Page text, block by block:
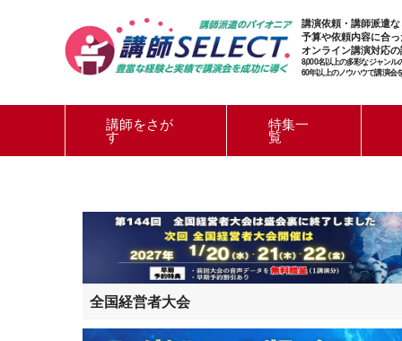
講演依頼・講師派遣
予算や依頼内容に合
オンライン講演対応
8,000名以上の多彩なジャンル
60年以上のノウハウで講演会
講師をさが
す
特集一
覧
全国経営者大会